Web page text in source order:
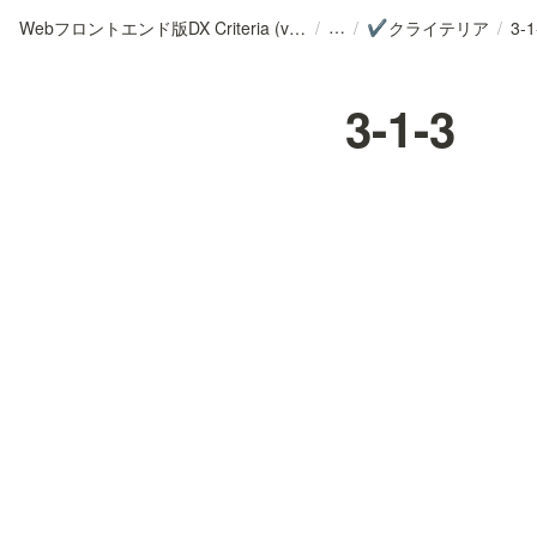
Webフロントエンド版DX Criteria (v202402)/プロダクトのユーザー体験と変化に適応するチームのためのガイドライン / / ✔️クライテリア / 3-
3-1-3